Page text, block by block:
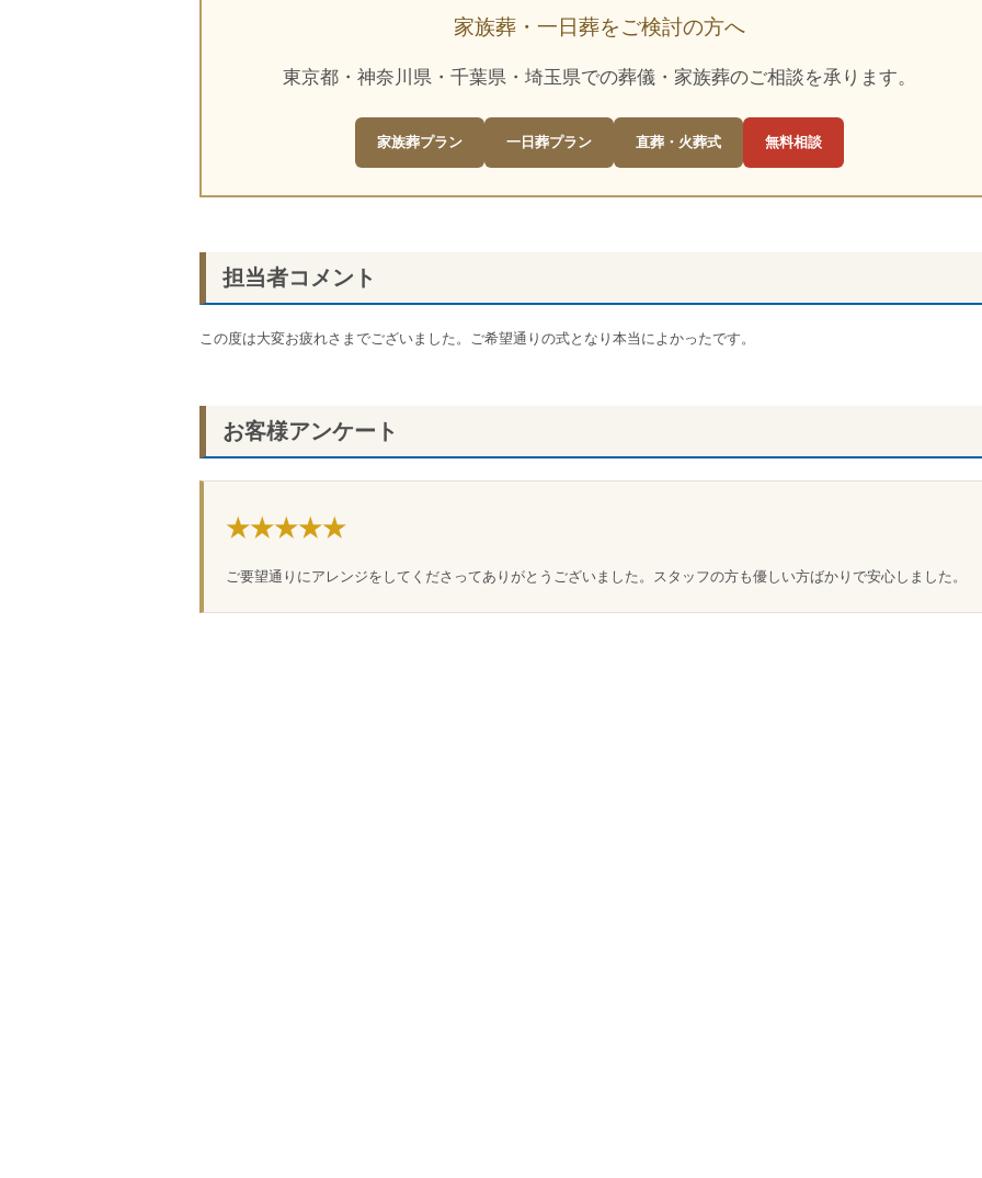
家族葬・一日葬をご検討の方へ
東京都・神奈川県・千葉県・埼玉県での葬儀・家族葬のご相談を承ります。
家族葬プラン 一日葬プラン 直葬・火葬式 無料相談
担当者コメント
この度は大変お疲れさまでございました。ご希望通りの式となり本当によかったです。
お客様アンケート
★★★★★
ご要望通りにアレンジをしてくださってありがとうございました。スタッフの方も優しい方ばかりで安心しました。